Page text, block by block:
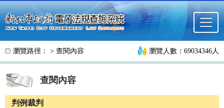
跳至主要內容
瀏覽路徑： > 查閱內容 瀏覽人數：69034346人
查閱內容
判例裁判